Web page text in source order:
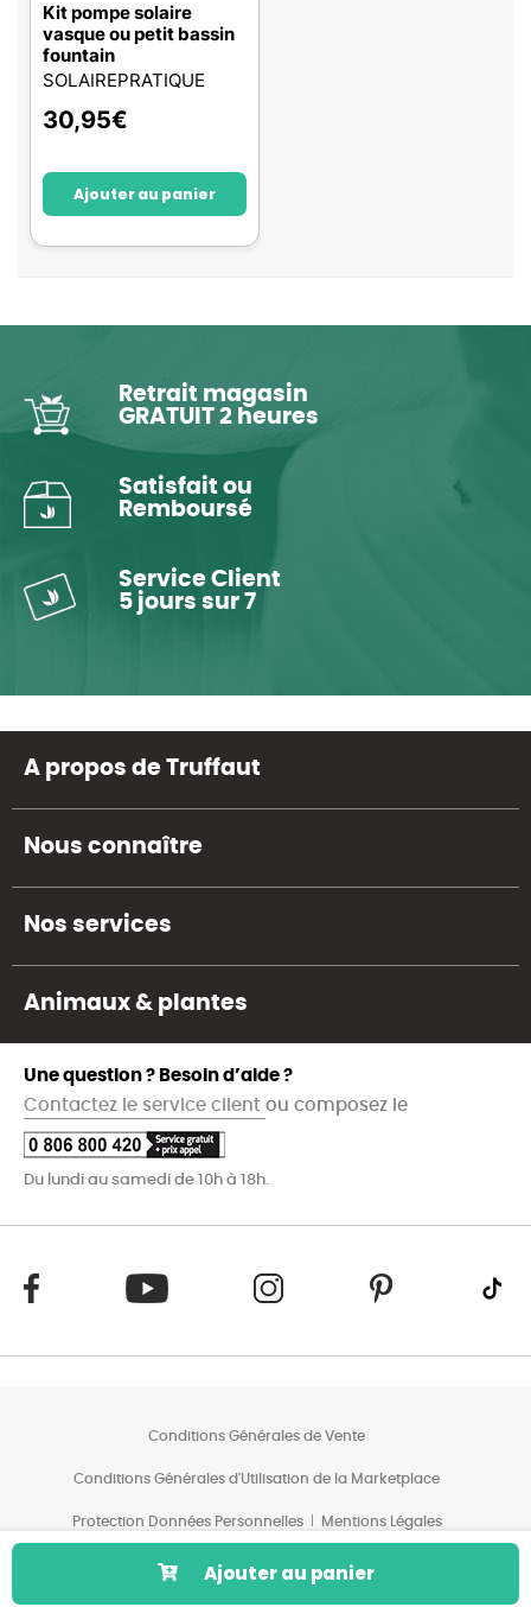
Ajouter au panier
Kit pompe solaire
vasque ou petit bassin
fountain
SOLAIREPRATIQUE
30,95€
Ajouter au panier
Retrait magasin
GRATUIT 2 heures
Satisfait ou
Remboursé
Service Client
5 jours sur 7
A propos de Truffaut
Nous connaître
Nos services
Animaux & plantes
Une question ? Besoin d’aide ?
Contactez le service client ou composez le
Du lundi au samedi de 10h à 18h.
Conditions Générales de Vente
Conditions Générales d'Utilisation de la Marketplace
Protection Données Personnelles Mentions Légales
Conditions des Offres*